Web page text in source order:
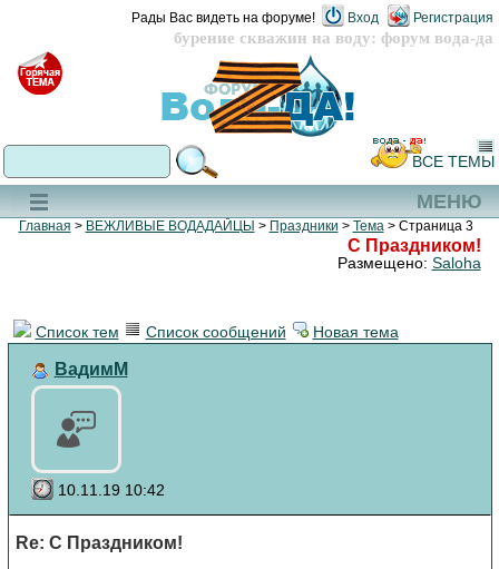
бурение скважин на воду: форум вода-да
Рады Вас видеть на форуме! Вход Регистрация
МЕНЮ
ВСЕ ТЕМЫ
Главная > ВЕЖЛИВЫЕ ВОДАДАЙЦЫ > Праздники > Тема> Страница 3
С Праздником!
Размещено: Saloha
Список тем Список сообщений Новая тема
ВадимМ
10.11.19 10:42
Re: С Праздником!